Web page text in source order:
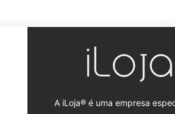
A iLoja® é uma empresa